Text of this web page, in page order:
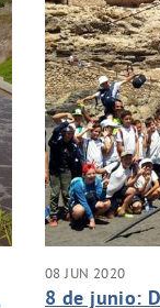
08 JUN 2020
8 de junio: